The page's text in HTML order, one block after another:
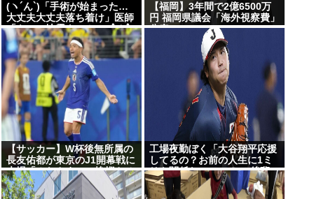
(ヽ´ん`)「手術が始まった…
大丈夫大丈夫落ち着け」医師
「キャー地震よー！」(;ﾟんﾟ)
「！？」
【福岡】3年間で2億6500万
円 福岡県議会「海外視察費」
公表
【サッカー】W杯後無所属の
長友佑都が東京のJ1開幕戦に
来場「みなさまへご挨拶させ
ていただきます」
工場夜勤ぼく「大谷翔平応援
してるの？お前の人生に1ミ
リも関係ないのに？」 後輩に
説教してきた